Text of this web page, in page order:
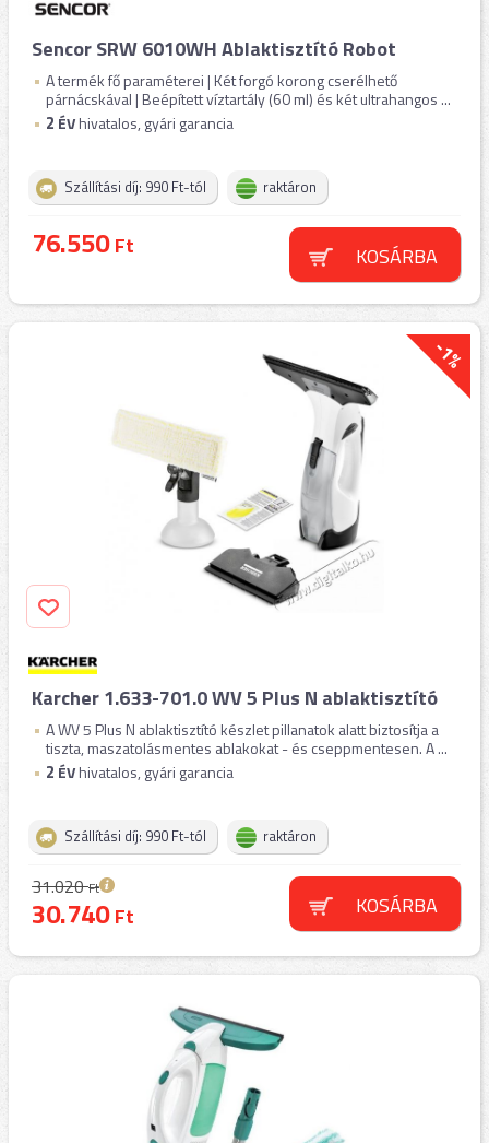
Sencor SRW 6010WH Ablaktisztító Robot
A termék fő paraméterei | Két forgó korong cserélhető
párnácskával | Beépített víztartály (60 ml) és két ultrahangos ...
2 ÉVhivatalos, gyári garancia
Szállítási díj: 990 Ft-tól raktáron
76.550Ft KOSÁRBA
-1%
Karcher 1.633-701.0 WV 5 Plus N ablaktisztító
A WV 5 Plus N ablaktisztító készlet pillanatok alatt biztosítja a
tiszta, maszatolásmentes ablakokat - és cseppmentesen. A ...
2 ÉVhivatalos, gyári garancia
Szállítási díj: 990 Ft-tól raktáron
31.020Ft
30.740Ft KOSÁRBA